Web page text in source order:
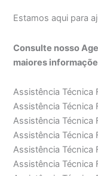
Estamos aqui para
Consulte nosso
maiores
Assistência Técnica
Assistência Técnica
Assistência Técnica
Assistência Técnica
Assistência Técnica
Assistência Técnica